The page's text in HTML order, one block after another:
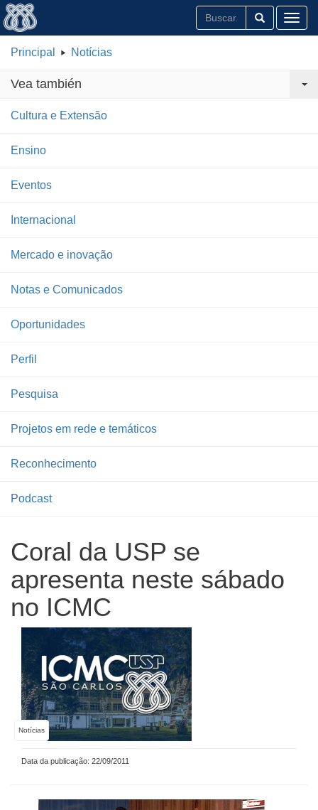
Principal Notícias
Vea también
Cultura e Extensão
Ensino
Eventos
Internacional
Mercado e inovação
Notas e Comunicados
Oportunidades
Perfil
Pesquisa
Projetos em rede e temáticos
Reconhecimento
Podcast
Coral da USP se
apresenta neste sábado
no ICMC
Notícias
Data da publicação: 22/09/2011